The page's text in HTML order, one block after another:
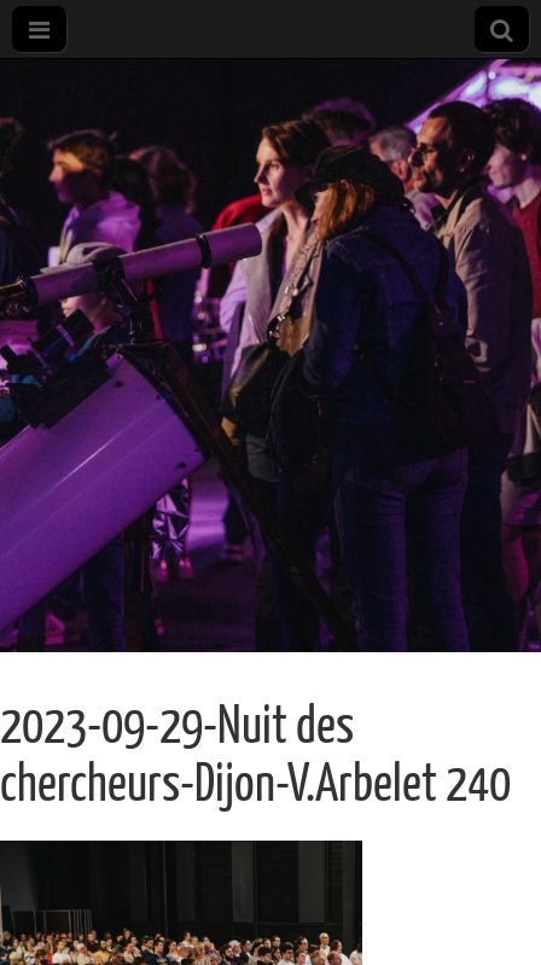
Nuit
européenne
des
chercheurs
à Dijon
2023-09-29-Nuit des
chercheurs-Dijon-V.Arbelet 240